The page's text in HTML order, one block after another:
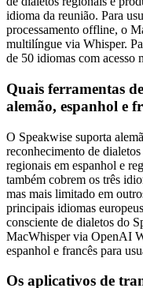
idioma da reunião. Para
processamento offline, o
multilíngue via Whisper.
de 50 idiomas com
Quais ferramentas
alemão, espanhol e
O Speakwise suporta
reconhecimento de
regionais em espanhol e
também cobrem os três
mas mais limitado em
principais idiomas
consciente de dialetos do
MacWhisper via OpenAI
espanhol e francês para
Os aplicativos de